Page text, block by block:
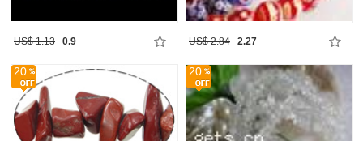
US$ 1.13 0.9 US$ 2.84 2.27
20 20